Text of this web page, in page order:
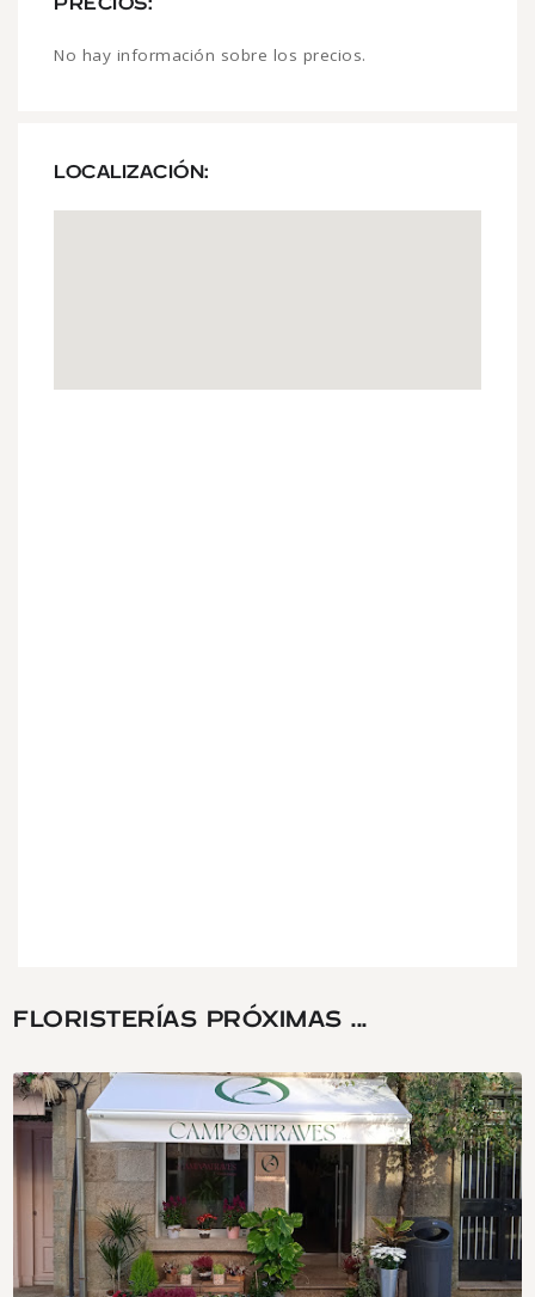
No hay información sobre los precios.
LOCALIZACIÓN:
FLORISTERÍAS PRÓXIMAS ...